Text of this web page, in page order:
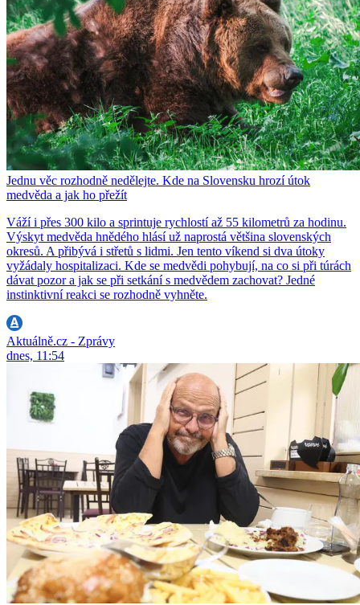
Jednu věc rozhodně nedělejte. Kde na Slovensku hrozí útok
medvěda a jak ho přežít
Váží i přes 300 kilo a sprintuje rychlostí až 55 kilometrů za hodinu.
Výskyt medvěda hnědého hlásí už naprostá většina slovenských
okresů. A přibývá i střetů s lidmi. Jen tento víkend si dva útoky
vyžádaly hospitalizaci. Kde se medvědi pohybují, na co si při túrách
dávat pozor a jak se při setkání s medvědem zachovat? Jedné
instinktivní reakci se rozhodně vyhněte.
Aktuálně.cz - Zprávy
dnes, 11:54